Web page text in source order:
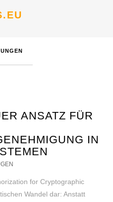
ANSATZ FÜR
IN
for Cryptographic
Wandel dar: Anstatt